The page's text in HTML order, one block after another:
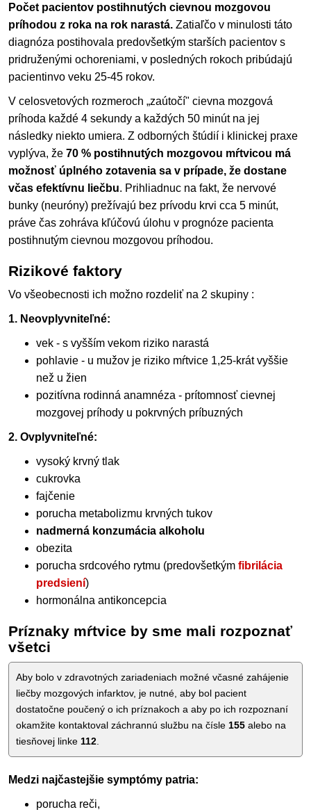
Počet pacientov postihnutých cievnou mozgovou
príhodou z roka na rok narastá. Zatiaľčo v minulosti táto
diagnóza postihovala predovšetkým starších pacientov s
pridruženými ochoreniami, v posledných rokoch pribúdajú
pacientinvo veku 25-45 rokov.
V celosvetových rozmeroch „zaútočí" cievna mozgová
príhoda každé 4 sekundy a každých 50 minút na jej
následky niekto umiera. Z odborných štúdií i klinickej praxe
vyplýva, že 70 % postihnutých mozgovou mŕtvicou má
možnosť úplného zotavenia sa v prípade, že dostane
včas efektívnu liečbu. Prihliadnuc na fakt, že nervové
bunky (neuróny) prežívajú bez prívodu krvi cca 5 minút,
práve čas zohráva kľúčovú úlohu v prognóze pacienta
postihnutým cievnou mozgovou príhodou.
Rizikové faktory
Vo všeobecnosti ich možno rozdeliť na 2 skupiny :
1. Neovplyvniteľné:
vek - s vyšším vekom riziko narastá
pohlavie - u mužov je riziko mŕtvice 1,25-krát vyššie
než u žien
pozitívna rodinná anamnéza - prítomnosť cievnej
mozgovej príhody u pokrvných príbuzných
2. Ovplyvniteľné:
vysoký krvný tlak
cukrovka
fajčenie
porucha metabolizmu krvných tukov
nadmerná konzumácia alkoholu
obezita
porucha srdcového rytmu (predovšetkým fibrilácia
predsiení)
hormonálna antikoncepcia
Príznaky mŕtvice by sme mali rozpoznať
všetci
Aby bolo v zdravotných zariadeniach možné včasné zahájenie
liečby mozgových infarktov, je nutné, aby bol pacient
dostatočne poučený o ich príznakoch a aby po ich rozpoznaní
okamžite kontaktoval záchrannú službu na čísle 155 alebo na
tiesňovej linke 112
Medzi najčastejšie symptómy patria:
porucha reči,